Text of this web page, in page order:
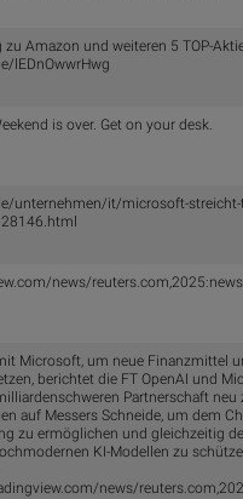
zu Amazon und weiteren 5 TOP-
lEDnOwwrHwg
is over. Get on your desk.
unternehmen/it/microsoft-streicht-
news/
Microsoft, um neue Finanzmittel
berichtet die FT OpenAI und
Partnerschaft neu
auf Messers Schneide, um dem
zu ermöglichen und gleichzeitig
KI-Modellen zu
news/